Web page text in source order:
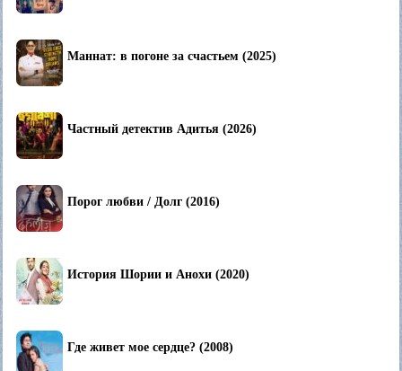
Маннат: в погоне за счастьем (2025)
Частный детектив Адитья (2026)
Порог любви / Долг (2016)
История Шории и Анохи (2020)
Где живет мое сердце? (2008)